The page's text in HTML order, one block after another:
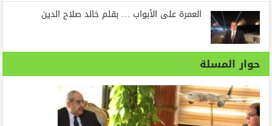
العمرة على الأبواب … بقلم خالد صلاح الدين
حوار المسلة